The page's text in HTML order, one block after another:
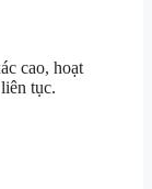
cao, hoạt
tục.